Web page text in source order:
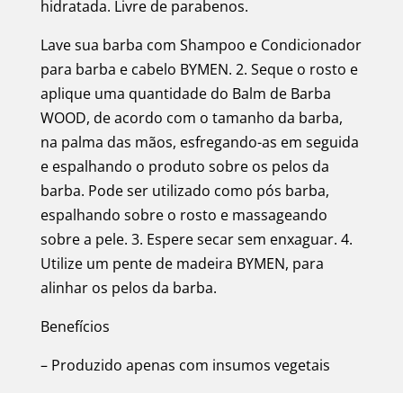
hidratada. Livre de parabenos.
Lave sua barba com Shampoo e Condicionador
para barba e cabelo BYMEN. 2. Seque o rosto e
aplique uma quantidade do Balm de Barba
WOOD, de acordo com o tamanho da barba,
na palma das mãos, esfregando-as em seguida
e espalhando o produto sobre os pelos da
barba. Pode ser utilizado como pós barba,
espalhando sobre o rosto e massageando
sobre a pele. 3. Espere secar sem enxaguar. 4.
Utilize um pente de madeira BYMEN, para
alinhar os pelos da barba.
Benefícios
– Produzido apenas com insumos vegetais